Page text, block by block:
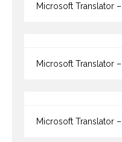
Microsoft Translator
Microsoft Translator
Microsoft Translator